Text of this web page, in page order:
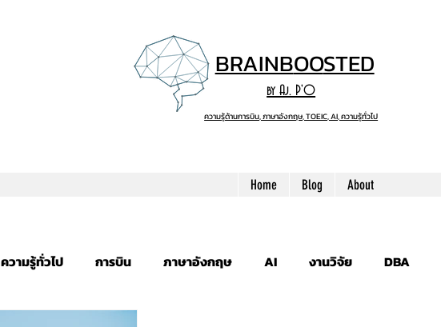
BRAINBOOSTED
by Aj. P'O
ความรู้ด้านการบิน, ภาษาอังกฤษ, TOEIC, AI, ความรู้ทั่วไป
Home Blog About
ความรู้ทั่วไป การบิน ภาษาอังกฤษ AI งานวิจัย DBA